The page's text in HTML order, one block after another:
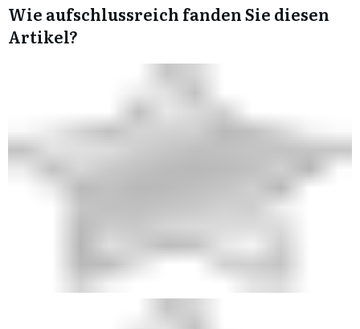
Wie aufschlussreich fanden Sie diesen
Artikel?